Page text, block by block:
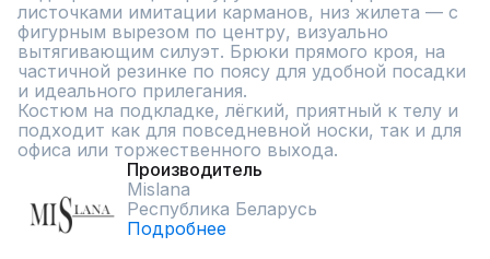
листочками имитации карманов, низ жилета — с
фигурным вырезом по центру, визуально
вытягивающим силуэт. Брюки прямого кроя, на
частичной резинке по поясу для удобной посадки
и идеального прилегания.
Костюм на подкладке, лёгкий, приятный к телу и
подходит как для повседневной носки, так и для
офиса или торжественного выхода.
Производитель
Mislana
Республика Беларусь
Подробнее